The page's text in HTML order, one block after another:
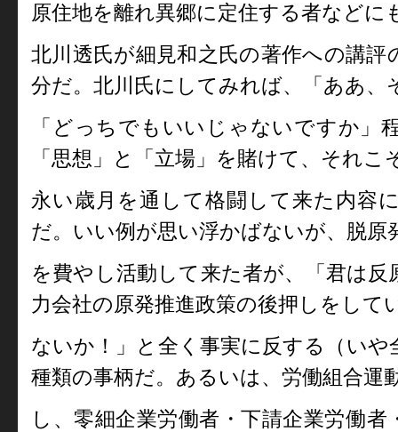
原住地を離れ異郷に定住する者などに
北川透氏が細見和之氏の著作への講
分だ。北川氏にしてみれば、「ああ、
「どっちでもいいじゃないですか」
「思想」と「立場」を賭けて、それ
永い歳月を通して格闘して来た内容
だ。いい例が思い浮かばないが、脱原
を費やし活動して来た者が、「君は
力会社の原発推進政策の後押しをして
ないか！」と全く事実に反する（い
種類の事柄だ。あるいは、労働組合運
し、零細企業労働者・下請企業労働